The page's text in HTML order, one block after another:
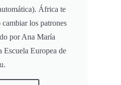
África te
cambiar los patrones
por Ana María
Escuela Europea de